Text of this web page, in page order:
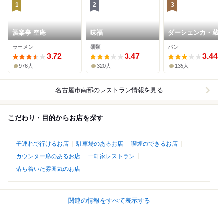
1
酒楽亭 空庵
ラーメン
3.72
976人
2
味福
麺類
3.47
320人
3
ダーシェンカ・
古屋・有松店
パン
3.44
135人
名古屋市南部のレストラン情報を見る
こだわり・目的からお店を探す
子連れで行けるお店 駐車場のあるお店
喫煙のできるお店
カウンター席のあるお店
一軒家レストラン
落ち着いた雰囲気のお店
関連の情報をすべて表示する